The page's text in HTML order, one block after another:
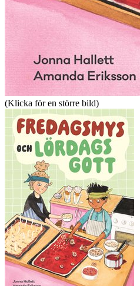
(Klicka för en större bild)